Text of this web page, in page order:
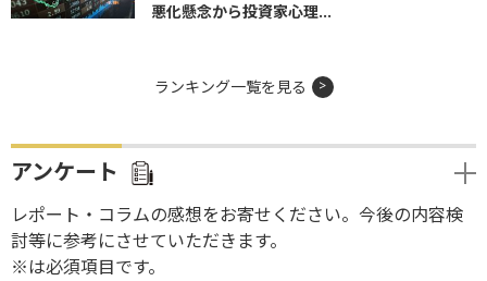
悪化懸念から投資家心理...
ランキング一覧を見る
アンケート
レポート・コラムの感想をお寄せください。今後の内容検
討等に参考にさせていただきます。
※は必須項目です。